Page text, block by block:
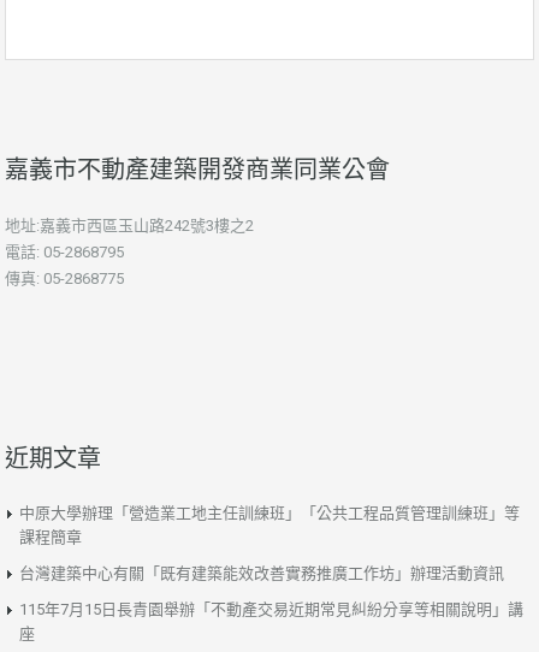
嘉義市不動產建築開發商業同業公會
地址:嘉義市西區玉山路242號3樓之2
電話: 05-2868795
傳真: 05-2868775
近期文章
中原大學辦理「營造業工地主任訓練班」「公共工程品質管理訓練班」等
課程簡章
台灣建築中心有關「既有建築能效改善實務推廣工作坊」辦理活動資訊
115年7月15日長青園舉辦「不動產交易近期常見糾紛分享等相關說明」講
座